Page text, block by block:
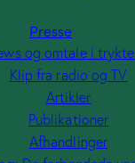
Presse
og omtale i
Klip fra radio og TV
Artikler
Publikationer
Afhandlinger